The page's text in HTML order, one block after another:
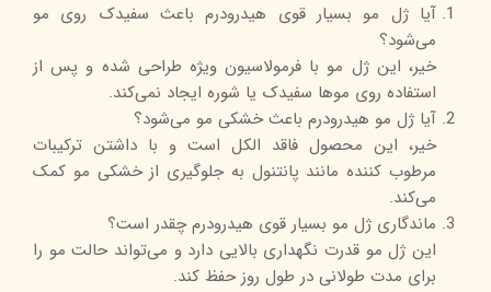
آیا ژل مو بسیار قوی هیدرودرم باعث سفیدک روی مو
می‌شود؟
خیر، این ژل مو با فرمولاسیون ویژه طراحی شده و پس از
استفاده روی موها سفیدک یا شوره ایجاد نمی‌کند.
آیا ژل مو هیدرودرم باعث خشکی مو می‌شود؟
خیر، این محصول فاقد الکل است و با داشتن ترکیبات
مرطوب کننده مانند پانتنول به جلوگیری از خشکی مو کمک
می‌کند.
ماندگاری ژل مو بسیار قوی هیدرودرم چقدر است؟
این ژل مو قدرت نگهداری بالایی دارد و می‌تواند حالت مو را
برای مدت طولانی در طول روز حفظ کند.